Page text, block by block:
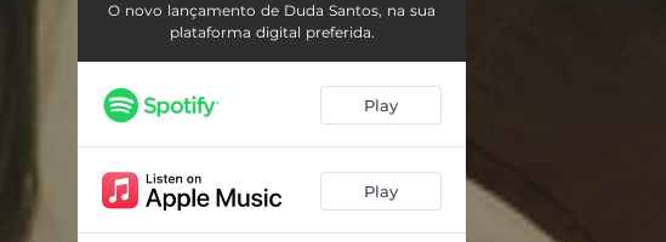
O novo lançamento de Duda Santos, na sua
plataforma digital preferida.
Play
Play